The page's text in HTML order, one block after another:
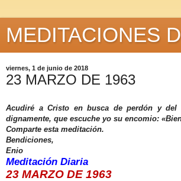
MEDITACIONES
viernes, 1 de junio de 2018
23 MARZO DE 1963
Acudiré a Cristo en busca de perdón y del
dignamente, que escuche yo su encomio:
Comparte esta meditación.
Bendiciones,
Enio
Meditación Diaria
23 MARZO DE 1963